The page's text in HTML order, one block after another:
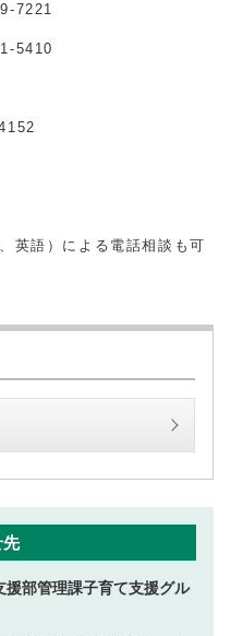
7221
5410
英語）による電話相談も可
先
部管理課子育て支援グル